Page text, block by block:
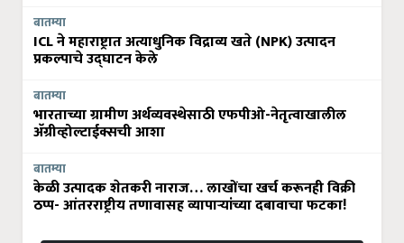
बातम्या
ICL ने महाराष्ट्रात अत्याधुनिक विद्राव्य खते (NPK) उत्पादन
प्रकल्पाचे उद्घाटन केले
बातम्या
भारताच्या ग्रामीण अर्थव्यवस्थेसाठी एफपीओ-नेतृत्वाखालील
अ‍ॅग्रीव्होल्टाईक्सची आशा
बातम्या
केळी उत्पादक शेतकरी नाराज… लाखोंचा खर्च करूनही विक्री
ठप्प- आंतरराष्ट्रीय तणावासह व्यापाऱ्यांच्या दबावाचा फटका!